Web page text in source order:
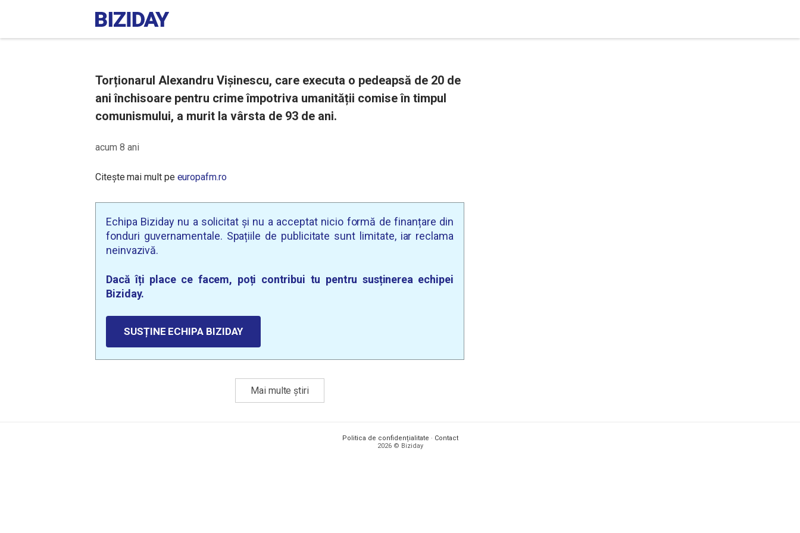
Torționarul Alexandru Vișinescu, care executa o pedeapsă de 20 de
ani închisoare pentru crime împotriva umanității comise în timpul
comunismului, a murit la vârsta de 93 de ani.
acum 8 ani
Citește mai mult pe europafm.ro
Echipa Biziday nu a solicitat și nu a acceptat nicio formă de finanțare din
fonduri guvernamentale. Spațiile de publicitate sunt limitate, iar reclama
neinvazivă.
Dacă îți place ce facem, poți contribui tu pentru susținerea echipei
Biziday.
SUSȚINE ECHIPA BIZIDAY
Mai multe știri
Politica de confidențialitate · Contact
2026 © Biziday